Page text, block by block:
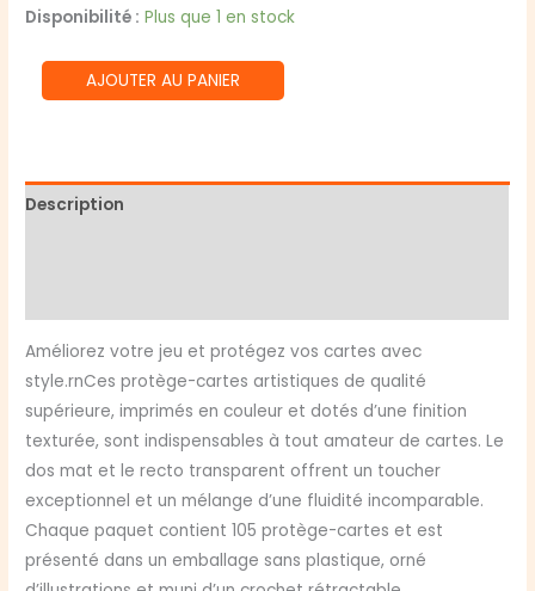
Disponibilité : Plus que 1 en stock
quantité
de
Magic
AJOUTER AU PANIER
Description
Améliorez votre jeu et protégez vos cartes avec
style.rnCes protège-cartes artistiques de qualité
supérieure, imprimés en couleur et dotés d’une finition
texturée, sont indispensables à tout amateur de cartes. Le
dos mat et le recto transparent offrent un toucher
exceptionnel et un mélange d’une fluidité incomparable.
Chaque paquet contient 105 protège-cartes et est
présenté dans un emballage sans plastique, orné